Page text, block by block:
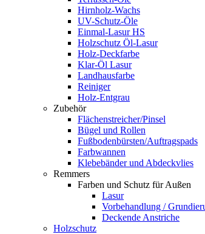
Hirnholz-Wachs
UV-Schutz-Öle
Einmal-Lasur HS
Holzschutz Öl-Lasur
Holz-Deckfarbe
Klar-Öl Lasur
Landhausfarbe
Reiniger
Holz-Entgrau
Zubehör
Flächenstreicher/Pinsel
Bügel und Rollen
Fußbodenbürsten/Auftragspads
Farbwannen
Klebebänder und Abdeckvlies
Remmers
Farben und Schutz für Außen
Lasur
Vorbehandlung /
Deckende Anstriche
Holzschutz